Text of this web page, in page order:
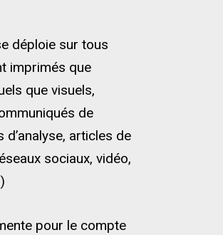
déploie sur tous
imprimés que
que visuels,
de
d’analyse, articles de
sociaux, vidéo,
pour le compte